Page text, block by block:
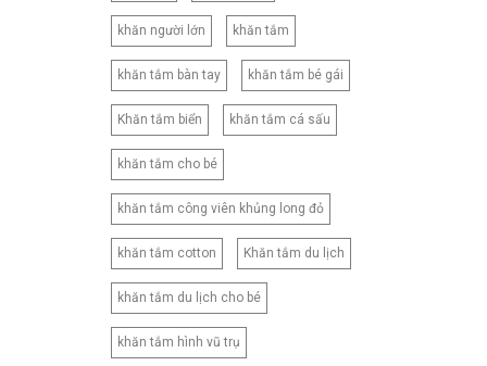
220X240CM
230X245CM
230X250CM
CNB2
CNB4
CNB5
khăn người lớn khăn tắm
khăn tắm bàn tay khăn tắm bé gái
Khăn tắm biển khăn tắm cá sấu
khăn tắm cho bé
khăn tắm công viên khủng long đỏ
khăn tắm cotton Khăn tắm du lịch
khăn tắm du lịch cho bé
khăn tắm hình vũ trụ